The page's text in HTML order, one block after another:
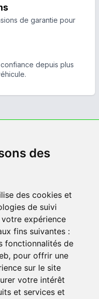
des
des cookies et
de suivi
expérience
fins suivantes :
fonctionnalités de
, pour offrir une
sur le site
votre intérêt
et services et
de garantie pour
depuis plus
la marche ou le vélo
et de 14h à 18h